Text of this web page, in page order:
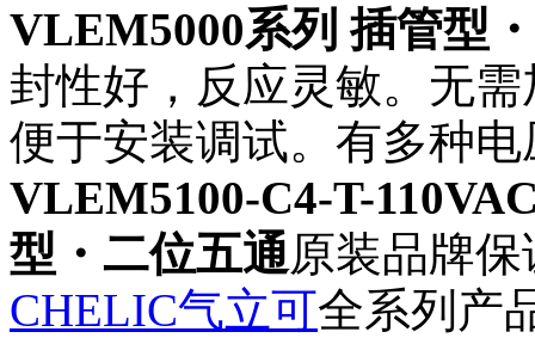
VLEM5000系列 插管型
封性好，反应灵敏。无
便于安装调试。有多种
VLEM5100-C4-T-
型・二位五通原装品牌保
CHELIC气立可全系列产